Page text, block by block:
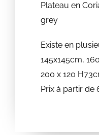
Plateau en
grey
Existe en
145x145cm,
200 x 120
Prix à partir de